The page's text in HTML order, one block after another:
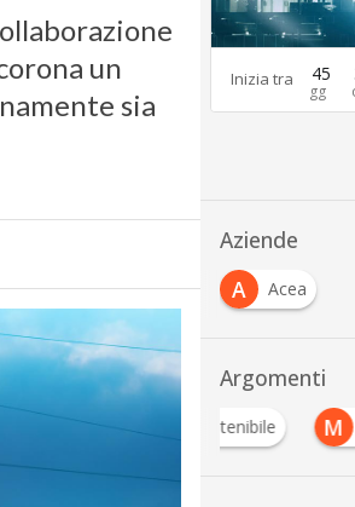
un
sia
Inizia tra 45
Aziende
A
Acea
Argomenti
Innovazione sostenibile M